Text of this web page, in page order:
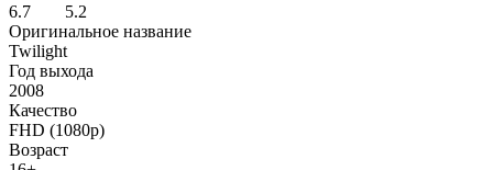
6.7
5.2
Оригинальное название
Twilight
Год выхода
2008
Качество
FHD (1080p)
Возраст